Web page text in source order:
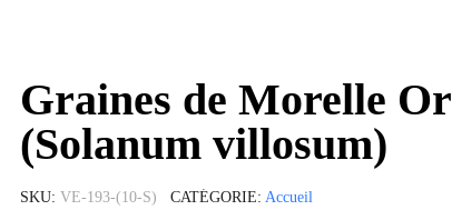
Graines de Morelle
(Solanum villosum)
SKU VE-193-(10-S) CATÉGORIE Accueil